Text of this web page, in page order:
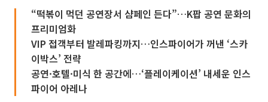
“떡볶이 먹던 공연장서 샴페인 든다”…K팝 공연 문화의
프리미엄화
VIP 접객부터 발레파킹까지…인스파이어가 꺼낸 ‘스카
이박스’ 전략
공연·호텔·미식 한 공간에…‘플레이케이션’ 내세운 인스
파이어 아레나